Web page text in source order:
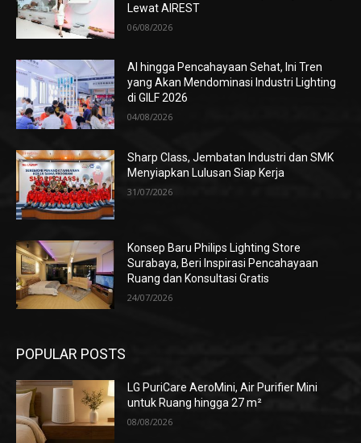
Lewat AIREST
06/08/2026
AI hingga Pencahayaan Sehat, Ini Tren
yang Akan Mendominasi Industri Lighting
di GILF 2026
04/08/2026
Sharp Class, Jembatan Industri dan SMK
Menyiapkan Lulusan Siap Kerja
31/07/2026
Konsep Baru Philips Lighting Store
Surabaya, Beri Inspirasi Pencahayaan
Ruang dan Konsultasi Gratis
24/07/2026
POPULAR POSTS
LG PuriCare AeroMini, Air Purifier Mini
untuk Ruang hingga 27 m²
08/08/2026